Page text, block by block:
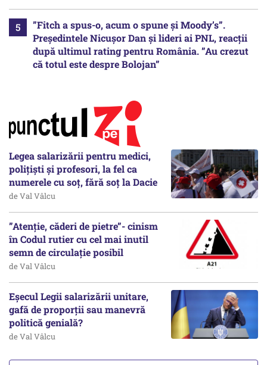
”Fitch a spus-o, acum o spune și Moody’s”.
Președintele Nicușor Dan și lideri ai PNL, reacții
după ultimul rating pentru România. ”Au crezut
că totul este despre Bolojan”
Legea salarizării pentru medici,
polițiști și profesori, la fel ca
numerele cu soț, fără soț la Dacie
de Val Vâlcu
”Atenție, căderi de pietre”- cinism
în Codul rutier cu cel mai inutil
semn de circulație posibil
de Val Vâlcu
Eșecul Legii salarizării unitare,
gafă de proporții sau manevră
politică genială?
de Val Vâlcu